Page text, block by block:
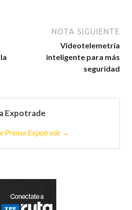
NOTA SIGUIENTE
Videotelemetría
inteligente para más
seguridad
Expotrade
Prensa Expotrade →